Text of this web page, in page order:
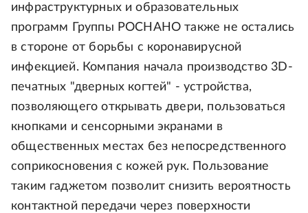
инфраструктурных и образовательных
программ Группы РОСНАНО также не остались
в стороне от борьбы с коронавирусной
инфекцией. Компания начала производство 3D-
печатных "дверных когтей" - устройства,
позволяющего открывать двери, пользоваться
кнопками и сенсорными экранами в
общественных местах без непосредственного
соприкосновения с кожей рук. Пользование
таким гаджетом позволит снизить вероятность
контактной передачи через поверхности